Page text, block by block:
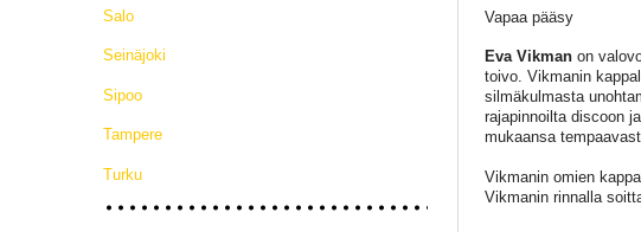
Salo
Seinäjoki
Sipoo
Tampere
Turku
Vapaa pääsy
Eva Vikmanon
toivo. Vikmanin
silmäkulmasta
rajapinnoilta discoon
mukaansa
Vikmanin omien
Vikmanin rinnalla